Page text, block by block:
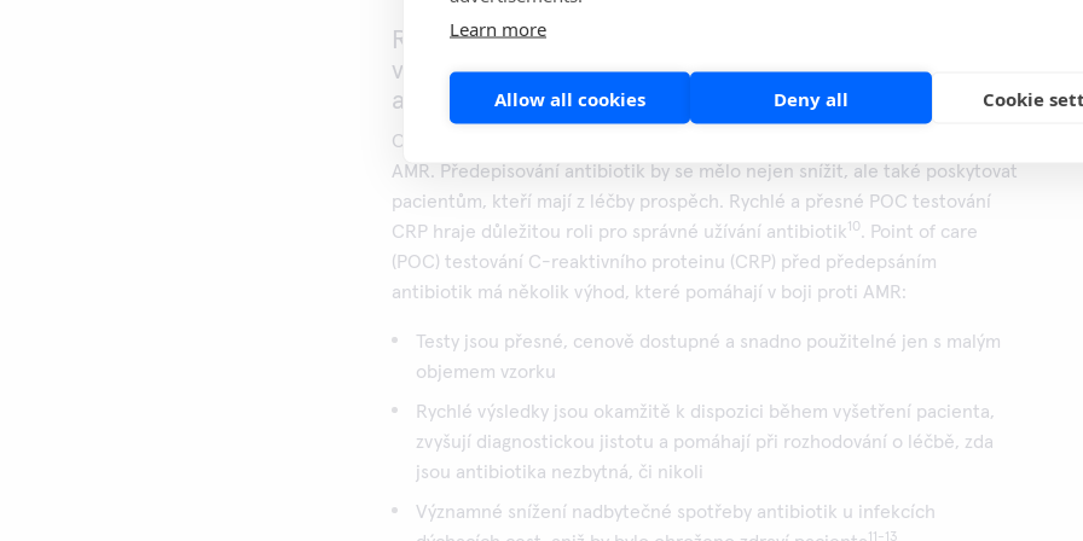
Learn more
Allow all cookies Deny all Cookie
Rychlé a kvantitativní POC testování CRP má
významnou roli pro správné a udržitelné používání
antibiotik
Optimalizace používání antibiotik ve zdravotnictví je klíčem k boji proti
AMR. Předepisování antibiotik by se mělo nejen snížit, ale také poskytovat
pacientům, kteří mají z léčby prospěch. Rychlé a přesné POC testování
CRP hraje důležitou roli pro správné užívání antibiotik10. Point of care
(POC) testování C-reaktivního proteinu (CRP) před předepsáním
antibiotik má několik výhod, které pomáhají v boji proti AMR:
Testy jsou přesné, cenově dostupné a snadno použitelné jen s malým
objemem vzorku
Rychlé výsledky jsou okamžitě k dispozici během vyšetření pacienta,
zvyšují diagnostickou jistotu a pomáhají při rozhodování o léčbě, zda
jsou antibiotika nezbytná, či nikoli
Významné snížení nadbytečné spotřeby antibiotik u infekcích
11-13